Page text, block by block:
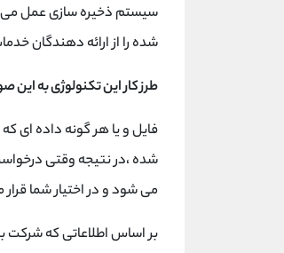
سیستم ذخیره سازی عمل می
شده را از ارائه دهندگان
طرز کار این تکنولوژی به
فایل و یا هر گونه داده ای
شده ،در نتیجه وقتی
می شود و در اختیار شما قرار
بر اساس اطلاعاتی که شرکت